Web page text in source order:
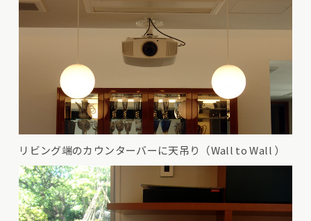
リビング端のカウンターバーに天吊り（Wall to Wall ）